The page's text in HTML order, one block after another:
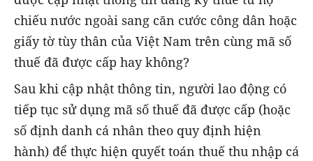
chiếu nước ngoài sang căn cước công dân hoặc
giấy tờ tùy thân của Việt Nam trên cùng mã số
thuế đã được cấp hay không?
Sau khi cập nhật thông tin, người lao động có
tiếp tục sử dụng mã số thuế đã được cấp (hoặc
số định danh cá nhân theo quy định hiện
hành) để thực hiện quyết toán thuế thu nhập cá